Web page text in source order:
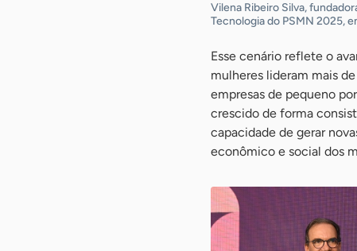
Vilena Ribeiro Silva,
Tecnologia do PSMN 2025,
Esse cenário reflete o
mulheres lideram mais
empresas de pequeno
crescido de forma
capacidade de gerar
econômico e social dos